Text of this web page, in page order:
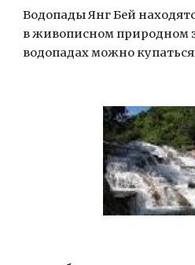
Водопады Янг Бей
в живописном природном
водопадах можно